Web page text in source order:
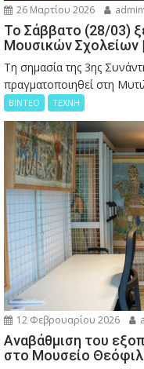
26 Μαρτίου 2026
Το Σάββατο (28/03)
Μουσικών Σχολείων
Τη σημασία της 3ης
πραγματοποιηθεί στη
ΒΙΝΤΕΟ ΤΕΧΝΗ
12 Φεβρουαρίου 2026
Αναβάθμιση του
στο Μουσείο